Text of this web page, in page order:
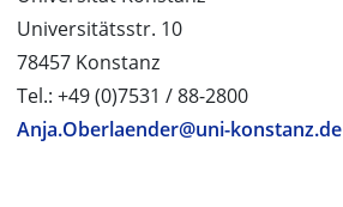
Universitätsstr. 10
78457 Konstanz
Tel.: +49 (0)7531 / 88-2800
Anja.Oberlaender@uni-konstanz.de